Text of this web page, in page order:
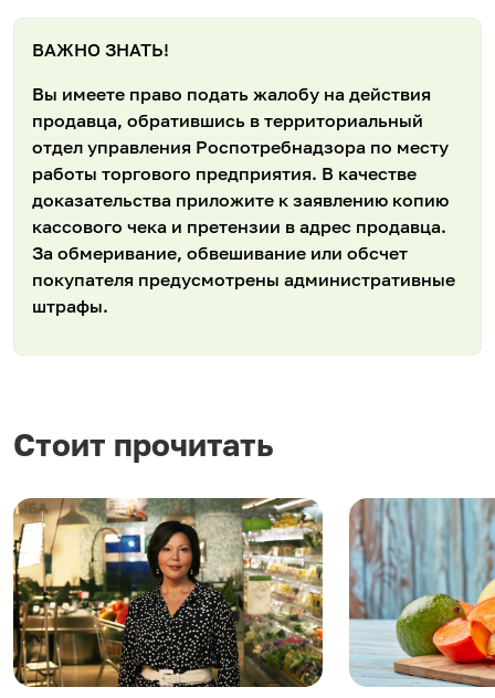
ВАЖНО ЗНАТЬ!
Вы имеете право подать жалобу на действия
продавца, обратившись в территориальный
отдел управления Роспотребнадзора по месту
работы торгового предприятия. В качестве
доказательства приложите к заявлению копию
кассового чека и претензии в адрес продавца.
За обмеривание, обвешивание или обсчет
покупателя предусмотрены административные
штрафы.
Стоит прочитать